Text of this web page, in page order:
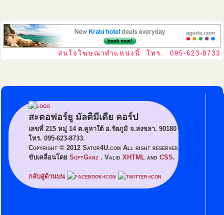
สนใจโฆษณาตำแหน่งนี้ โทร. 095-623-8733
สะตอฟอร์ยู มัลติมีเดีย คอร์ป
เลขที่ 215 หมู่ 14 ต.คูหาใต้ อ.รัตภูมิ จ.สงขลา. 90180
โทร. 095-623-8733.
Copyright © 2012 Sator4U.com All right reserved
ขับเคลื่อนโดย SoftGanz . Valid XHTML and CSS.
กลับสู่ด้านบน